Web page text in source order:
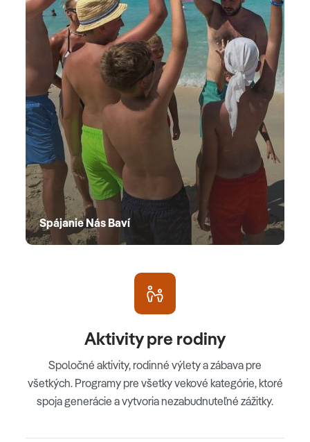
Spájanie Nás Baví
Aktivity pre rodiny
Spoločné aktivity, rodinné výlety a zábava pre
všetkých. Programy pre všetky vekové kategórie, ktoré
spoja generácie a vytvoria nezabudnuteľné zážitky.